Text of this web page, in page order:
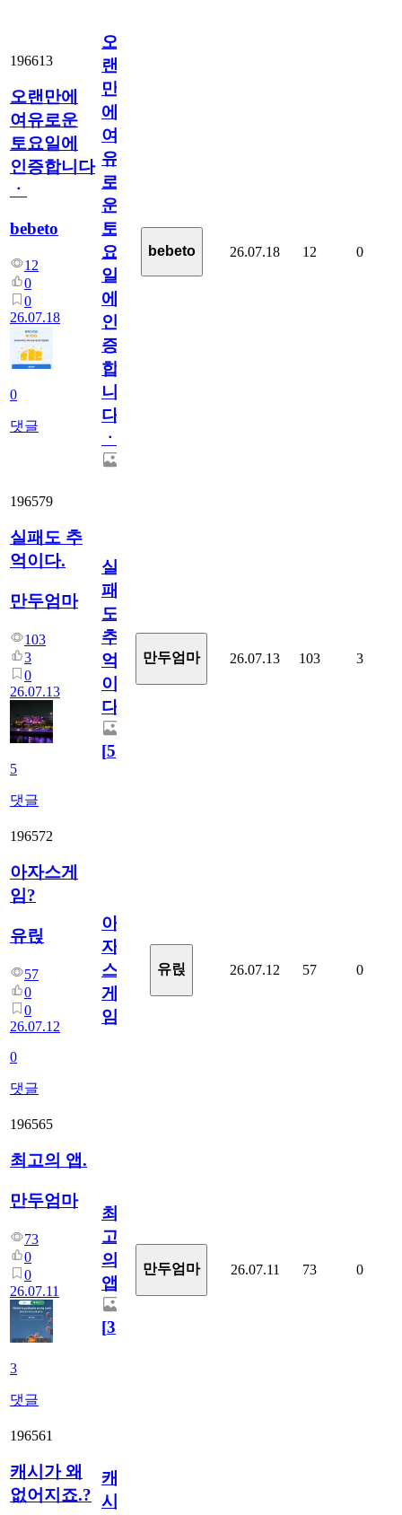
196613
오랜만에
여유로운
토요일에
인증합니다
ㆍ
bebeto
12
0
0
26.07.18
0
댓글
오
랜
만
에
여
유
로
운
토
요
일
에
인
증
합
니
다
ㆍ
bebeto 26.07.18 12 0
196579
실패도 추
억이다.
만두엄마
103
3
0
26.07.13
5
댓글
실
패
도
추
억
이
다.
[5]
만두엄마 26.07.13 103 3
196572
아자스게
임?
유릱
57
0
0
26.07.12
0
댓글
아
자
스
게
임?
유릱 26.07.12 57 0
196565
최고의 앱.
만두엄마
73
0
0
26.07.11
3
댓글
최
고
의
앱.
[3]
만두엄마 26.07.11 73 0
196561
캐시가 왜
없어지죠.?
캐
시